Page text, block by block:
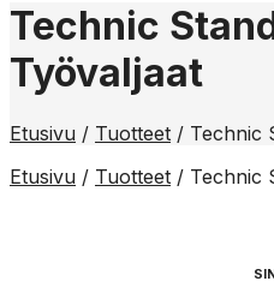
Technic
Työvaljaat
Etusivu / Tuotteet / Technic
Etusivu / Tuotteet / Technic